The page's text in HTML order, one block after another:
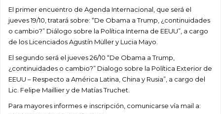
El primer encuentro de Agenda Internacional, que será el
jueves 19/10, tratará sobre: “De Obama a Trump, ¿continuidades
o cambio?” Diálogo sobre la Política Interna de EEUU”, a cargo
de los Licenciados Agustín Müller y Lucia Mayo.
El segundo será el jueves 26/10 “De Obama a Trump,
¿continuidades o cambio?” Dialogo sobre la Política Exterior de
EEUU – Respecto a América Latina, China y Rusia”, a cargo del
Lic. Felipe Maillier y de Matías Truchet.
Para mayores informes e inscripción, comunicarse vía mail a: